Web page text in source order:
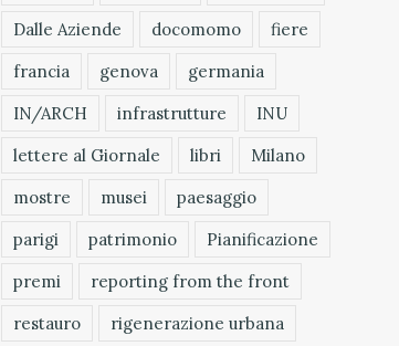
Dalle Aziende
docomomo
fiere
francia
genova
germania
IN/ARCH
infrastrutture
INU
lettere al Giornale
libri
Milano
mostre
musei
paesaggio
parigi
patrimonio
Pianificazione
premi
reporting from the front
restauro
rigenerazione urbana